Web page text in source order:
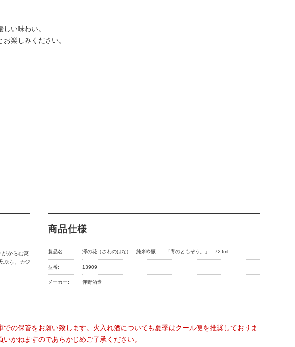
い味わい。
楽しみください。
がからむ爽
ぷら、カジ
商品仕様
製品名: 澤の花（さわのはな） 純米吟醸 「青のともぞう。」 720ml
型番: 13909
メーカー: 伴野酒造
の保管をお願い致します。火入れ酒についても夏季はクール便を推奨しておりま
かねますのであらかじめご了承ください。